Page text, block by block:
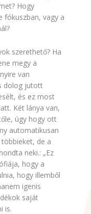
Hogy
fókuszban, vagy a
szerethető? Ha
megy a
van
dolog jutott
és ez most
Két lánya van,
úgy hogy ott
automatikusan
de a
neki.: „Ez
hogy a
hogy illemből
igenis
saját
is.